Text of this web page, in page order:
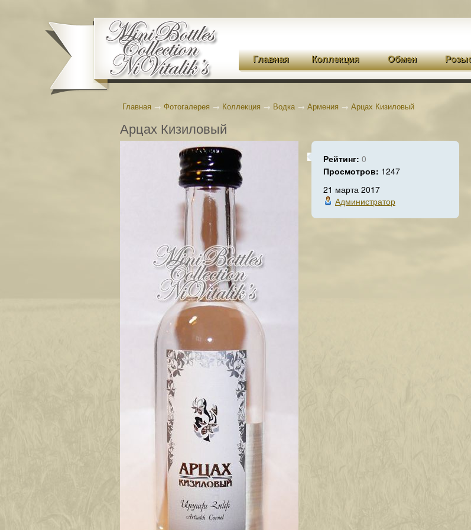
Главная Коллекция Обмен
Главная → Фотогалерея → Коллекция → Водка→ Армения → Арцах Кизиловый
Арцах Кизиловый
Рейтинг: 0
Просмотров: 1247
21 марта 2017
Администратор